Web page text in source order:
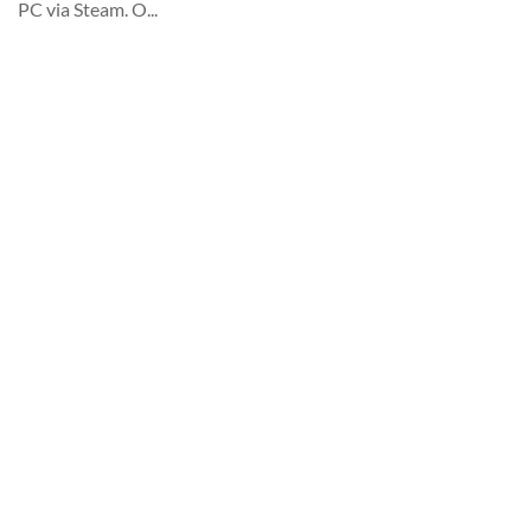
PC via Steam. O...